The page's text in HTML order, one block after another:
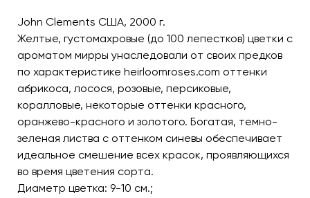
John Clements США, 2000 г.
Желтые, густомахровые (до 100 лепестков) цветки с
ароматом мирры унаследовали от своих предков
по характеристике heirloomroses.com оттенки
абрикоса, лосося, розовые, персиковые,
коралловые, некоторые оттенки красного,
оранжево-красного и золотого. Богатая, темно-
зеленая листва с оттенком синевы обеспечивает
идеальное смешение всех красок, проявляющихся
во время цветения сорта.
Диаметр цветка: 9-10 см.;